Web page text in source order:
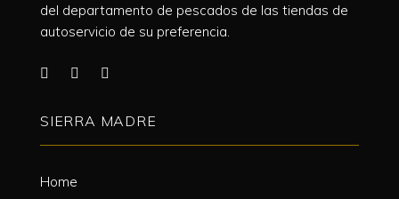
del departamento de pescados de las tiendas de
autoservicio de su preferencia.
SIERRA MADRE
Home